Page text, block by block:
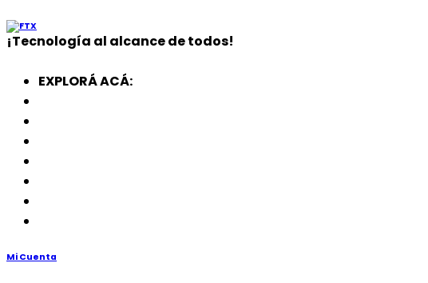
¡Tecnología al alcance de todos!
EXPLORÁ ACÁ:
Mi Cuenta